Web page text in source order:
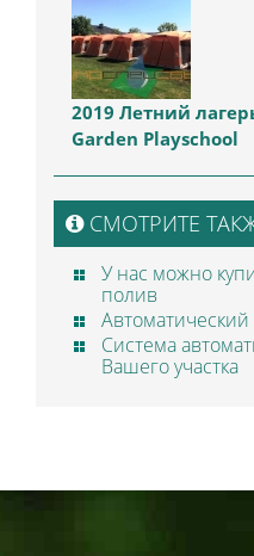
2019 Летний
Garden Playschool
СМОТРИТЕ
У нас можно
полив
Система
Вашего участка